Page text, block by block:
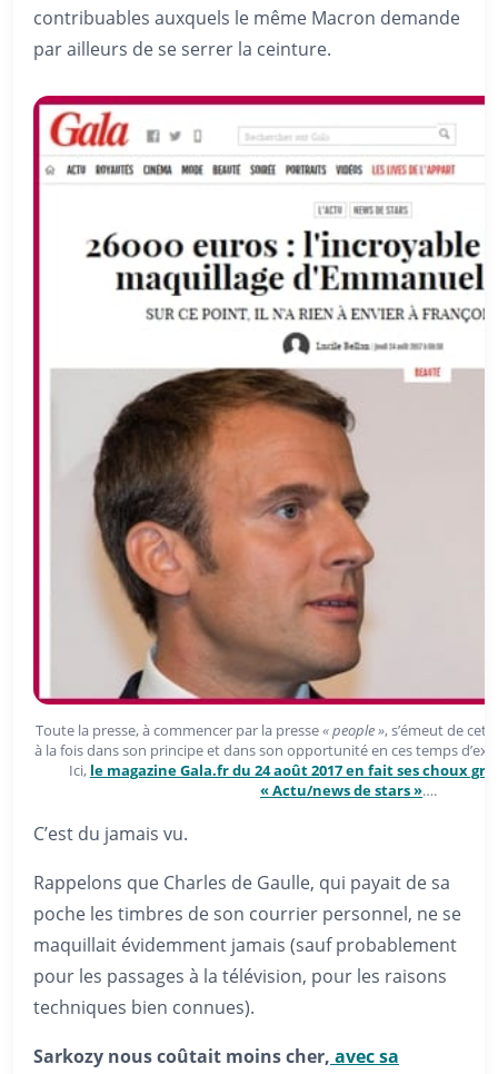
contribuables auxquels le même Macron demande
par ailleurs de se serrer la ceinture.
Toute la presse, à commencer par la presse« people », s’émeut de
à la fois dans son principe et dans son opportunité en ces temps
Ici, le magazine Gala.fr du 24 août 2017 en fait ses choux
« Actu/news de stars »….
C’est du jamais vu.
Rappelons que Charles de Gaulle, qui payait de sa
poche les timbres de son courrier personnel, ne se
maquillait évidemment jamais (sauf probablement
pour les passages à la télévision, pour les raisons
techniques bien connues).
Sarkozy nous coûtait moins cher, avec sa